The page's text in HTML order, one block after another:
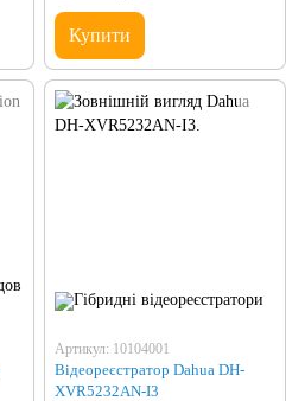
Купити
Артикул: 10104001
Відеореєстратор Dahua DH-
XVR5232AN-I3